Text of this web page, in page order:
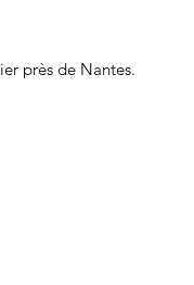
près de Nantes.